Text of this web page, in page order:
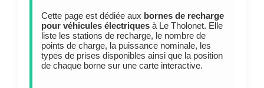
Cette page est dédiée aux bornes de recharge
pour véhicules électriquesà Le Tholonet. Elle
liste les stations de recharge, le nombre de
points de charge, la puissance nominale, les
types de prises disponibles ainsi que la position
de chaque borne sur une carte interactive.